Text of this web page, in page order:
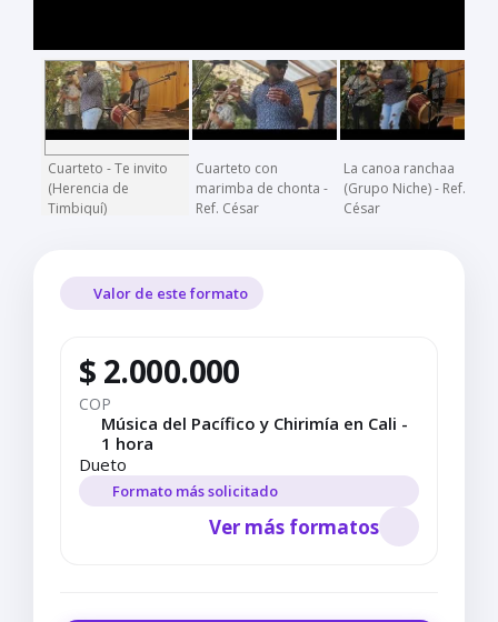
Cuarteto - Te invito
(Herencia de
Timbiquí)
Cuarteto con
marimba de chonta -
Ref. César
La canoa ranchaa
(Grupo Niche) - Ref.
César
Valor de este formato
$ 2.000.000
COP
Música del Pacífico y Chirimía en Cali -
1 hora
Dueto
Formato más solicitado
Ver más formatos